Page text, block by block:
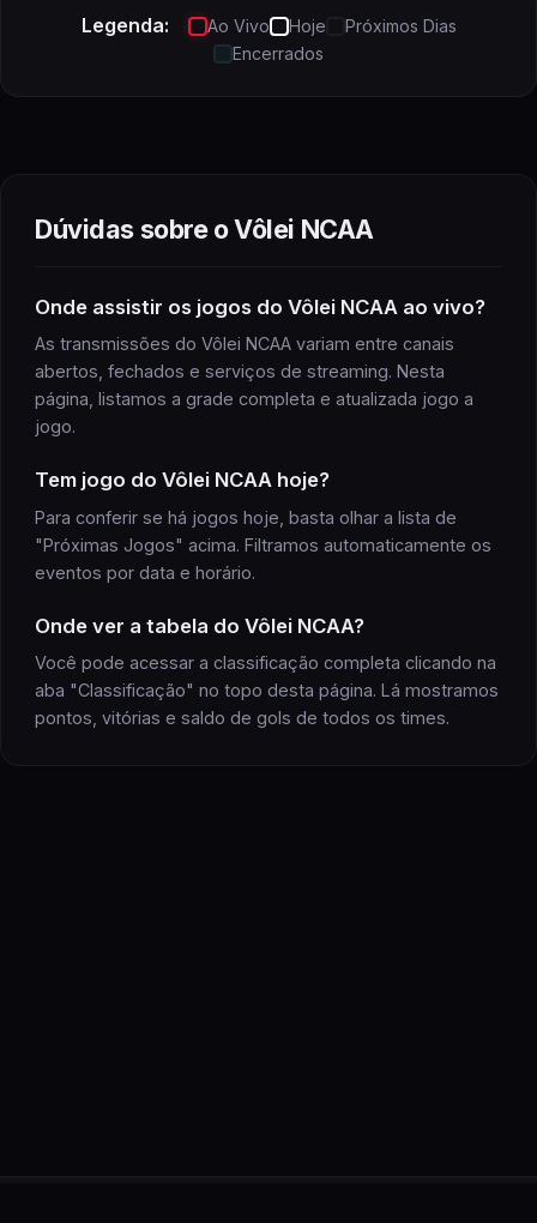
Legenda: Ao Vivo Hoje
Próximos Dias
Encerrados
Dúvidas sobre oVôlei NCAA
Onde assistir os jogos do Vôlei NCAA ao vivo?
As transmissões do Vôlei NCAA variam entre canais
abertos, fechados e serviços de streaming. Nesta
página, listamos a grade completa e atualizada jogo a
jogo.
Tem jogo do Vôlei NCAA hoje?
Para conferir se há jogos hoje, basta olhar a lista de
"Próximas Jogos" acima. Filtramos automaticamente os
eventos por data e horário.
Onde ver a tabela do Vôlei NCAA?
Você pode acessar a classificação completa clicando na
aba "Classificação" no topo desta página. Lá mostramos
pontos, vitórias e saldo de gols de todos os times.